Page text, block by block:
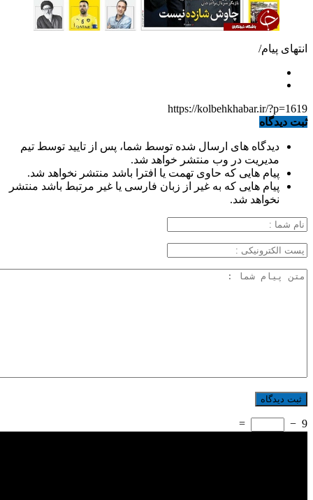
انتهای پیام/
https://kolbehkhabar.ir/?p=1619
ثبت دیدگاه
دیدگاه های ارسال شده توسط شما، پس از تایید توسط تیم
مدیریت در وب منتشر خواهد شد.
پیام هایی که حاوی تهمت یا افترا باشد منتشر نخواهد شد.
پیام هایی که به غیر از زبان فارسی یا غیر مرتبط باشد منتشر
نخواهد شد.
9
−
=